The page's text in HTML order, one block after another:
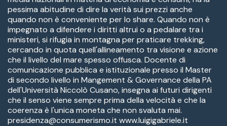
pessima abitudine di dire la verità sui prezzi anche
quando non è conveniente per lo share. Quando non è
impegnato a difendere i diritti altrui o a pedalare tra i
ministeri, si rifugia in montagna per praticare trekking,
cercando in quota quell'allineamento tra visione e azione
che il livello del mare spesso offusca. Docente di
comunicazione pubblica e istituzionale presso il Master
di secondo livello in Mangement & Governance della PA
dell'Università Niccolò Cusano, insegna ai futuri dirigenti
che il senso viene sempre prima della velocità e che la
coerenza è l'unica moneta che non svaluta mai.
presidenza@consumerismo.it www.luigigabriele.it